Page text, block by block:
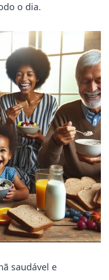
o dia.
saudável e